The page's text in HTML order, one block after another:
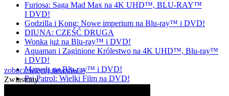
Furiosa: Saga Mad Max na 4K UHD™, BLU-RAY™
I DVD!
Godzilla i Kong: Nowe imperium na Blu-ray™ i DVD!
DIUNA: CZĘŚĆ DRUGA
Wonka już na Blu-ray™ i DVD!
Aquaman i Zaginione Królestwo na 4K UHD™, Blu-ray™
i DVD!
Marvels na Blu-ray™ i DVD!
Psi Patrol: Wielki Film na DVD!
zobacz więcej newsów »
Zwiastuny